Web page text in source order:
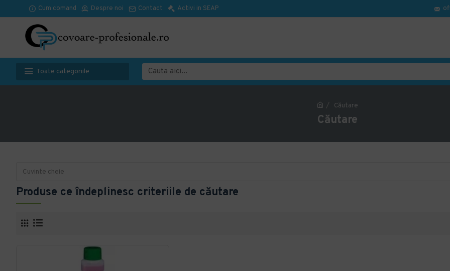
Cum comand Despre noi Contact Activi in SEAP
Toate categoriile
Căutare
Căutare
Produse ce îndeplinesc criteriile de căutare